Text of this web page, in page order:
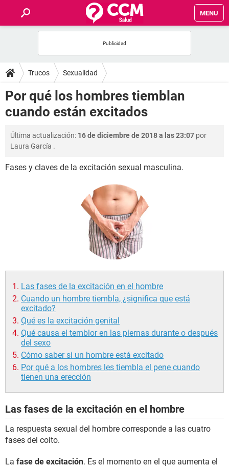
MENU
FOROS
SALUD
FAMILIA
NUTRICIÓN
BIENESTAR
Trucos Sexualidad
Por qué los hombres tiemblan
cuando están excitados
Última actualización: 16 de diciembre de 2018 a las 23:07 por
Laura García .
Fases y claves de la excitación sexual masculina.
Las fases de la excitación en el hombre
Cuando un hombre tiembla, ¿significa que está
excitado?
Qué es la excitación genital
Qué causa el temblor en las piernas durante o después
del sexo
Cómo saber si un hombre está excitado
Por qué a los hombres les tiembla el pene cuando
tienen una erección
Las fases de la excitación en el hombre
La respuesta sexual del hombre corresponde a las cuatro
fases del coito.
La fase de excitación. Es el momento en el que aumenta el